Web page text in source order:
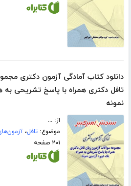
دانلود کتاب آمادگی آزمون دکتری
تافل دکتری همراه با پاسخ تشریحی به
نمونه
از: ...
موضوع:تافل،
۲۰۱ صفحه